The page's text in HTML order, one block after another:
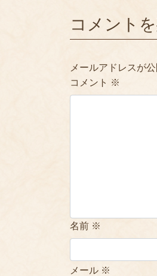
コメント
メールアドレスが
コメント ※
名前 ※
メール ※